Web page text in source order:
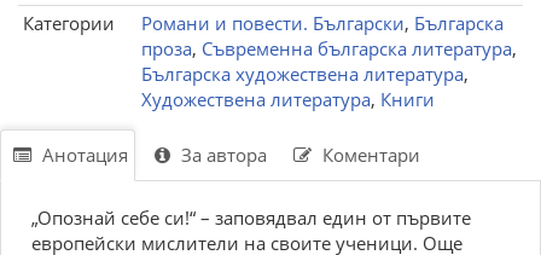
Категории
Романи и повести. Български, Българска
проза, Съвременна българска литература,
Българска художествена литература,
Художествена литература, Книги
Анотация За автора Коментари
„Опознай себе си!“ – заповядвал един от първите
европейски мислители на своите ученици. Още